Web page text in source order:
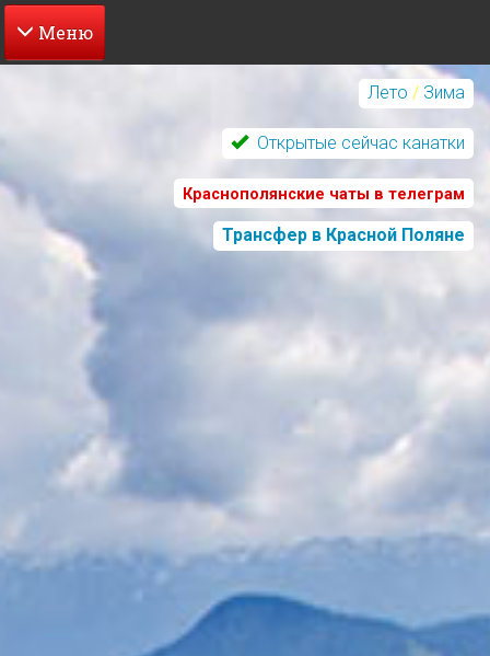
Перейти
содержанию
Лето / Зима
Открытые сейчас канатки
Краснополянские чаты в телеграм
Трансфер в Красной Поляне